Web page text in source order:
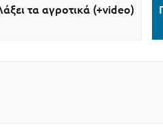
τα αγροτικά (+video)